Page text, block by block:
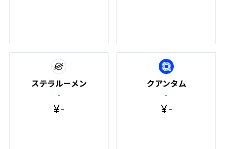
ステラルーメン
-
¥-
クアンタム
-
¥-